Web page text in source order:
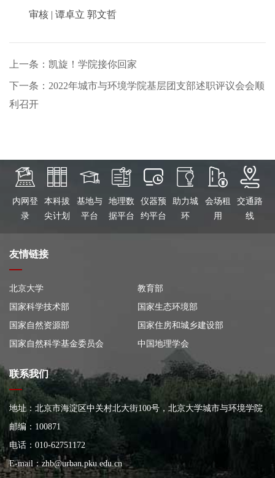
审核 | 谭卓立 郭文哲
上一条：凯旋！学院接你回家
下一条：2022年城市与环境学院基层团支部述职评议会会顺
利召开
内网登
录
本科拔
尖计划
基地与
平台
地理数
据平台
仪器预
约平台
助力城
环
会场租
用
交通路
线
友情链接
北京大学
教育部
国家科学技术部
国家生态环境部
国家自然资源部
国家住房和城乡建设部
国家自然科学基金委员会
中国地理学会
联系我们
地址：北京市海淀区中关村北大街100号，北京大学城市与环境学院
大楼
邮编：100871
电话：010-62751172
E-mail：zhb@urban.pku.edu.cn